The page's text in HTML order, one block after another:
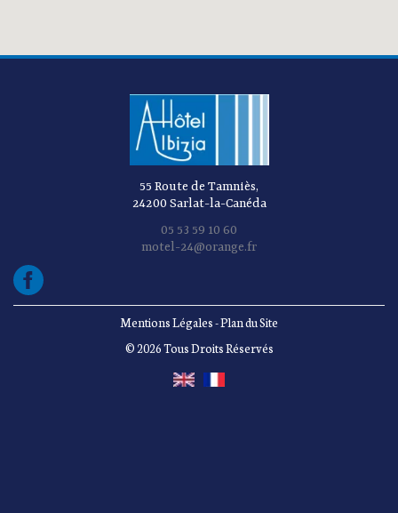
55 Route de Tamniès,
24200 Sarlat-la-Canéda
05 53 59 10 60
motel-24@orange.fr
Mentions Légales-Plan du Site
© 2026 Tous Droits Réservés